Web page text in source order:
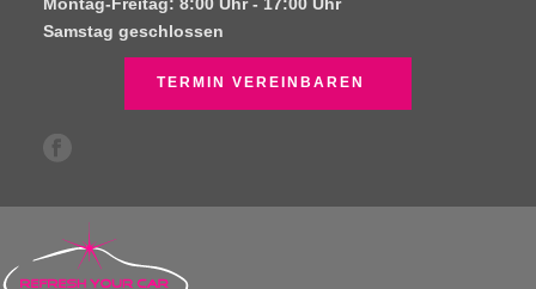
Samstaggeschlossen
TERMIN VEREINBAREN